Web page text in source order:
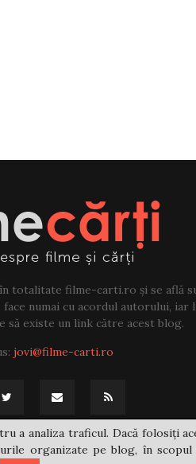
totalitate filme-carti.ro și se află
numai cu acordul autorului, iar
existe un link către acest blog.
jovi@filme-carti.ro
a analiza traficul. Dacă folosiți
organizate pe blog, în